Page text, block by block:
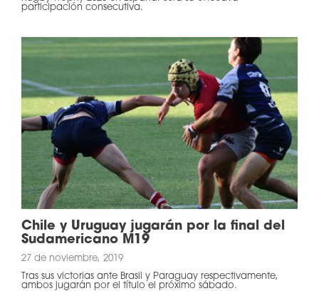
participación consecutiva.
Chile y Uruguay jugarán por la final del
Sudamericano M19
27 de noviembre, 2019
Tras sus victorias ante Brasil y Paraguay respectivamente,
ambos jugarán por el título el próximo sábado.